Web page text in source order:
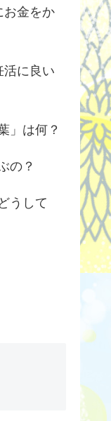
金をか
活に良い
」は何？
の？
うして